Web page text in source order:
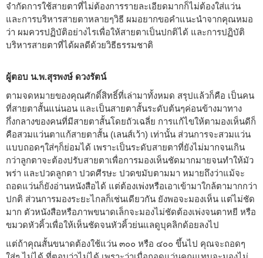
จำกัดการใช้สายตาที่ไม่ต้องการรายละเอียดมากก็ไม่ต้องใส่แว่น
และการบริหารสายตาหลายๆวิธี ผมอยากขอคำแนะนำจากคุณหมอ
ว่า ผมควรปฏิบัติอย่างไรเพื่อให้สายตาเป็นปกติได้ และการปฏิบัติ
บริหารสายตาที่ได้ผลดีด้วยวิธีธรรมชาติ
ผู้ตอบ น.พ.สุรพงษ์ ดวงรัตน์
ตามจดหมายของคุณศักดิ์สิทธิ์ที่เล่ามาทั้งหมด สรุปแล้วก็คือ เป็นคน
ที่สายตาสั้นแน่นอน และเป็นสายตาสั้นระดับต้นๆค่อนข้างมาทาง
กึ่งกลางของคนที่มีสายตาสั้นโดยถัวเฉลี่ย การแก้ไขให้ตามองเห็นดีก็
คือสวมแว่นตาแก้สายตาสั้น (เลนส์เว้า) เท่านั้น ส่วนการจะสวมแว่น
แบบถอดๆใส่ๆก็ย่อมได้ เพราะเป็นระดับสายตาที่ยังไม่มากจนเกิน
กว่าลูกตาจะต้องปรับสายตาเพื่อการมองเห็นชัดมากมายจนทำให้มัว
พร่า และปวดลูกตา ปวดศีรษะ ปวดขมับตามมา หมายถึงว่าแม้จะ
ถอดแว่นก็ยังอ่านหนังสือได้ แต่ต้องเพ่งหรือเอาเข้ามาใกล้ตามากกว่า
ปกติ ส่วนการมองระยะไกลก็เช่นเดียวกัน ยังพอจะมองเห็น แต่ไม่ชัด
มาก ตัวหนังสือหรือภาพขนาดเล็กจะมองไม่ชัดต้องเพ่งจนตาหยี หรือ
ขมวดหัวคิ้วเพื่อให้เห็นชัดจนหัวคิ้วย่นแลดูบุคลิกด้อยลงไป
แต่ถ้าคุณสั้นขนาดต้องใช้แว่น ๓๐๐ หรือ ๔๐๐ ขึ้นไป คุณจะถอดๆ